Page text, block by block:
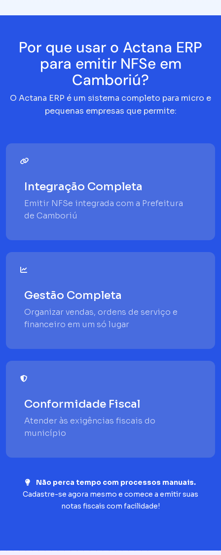
Por que usar o Actana ERP
para emitir NFSe em
Camboriú?
O Actana ERP é um sistema completo para micro e
pequenas empresas que permite:
Integração Completa
Emitir NFSe integrada com a Prefeitura
de Camboriú
Gestão Completa
Organizar vendas, ordens de serviço e
financeiro em um só lugar
Conformidade Fiscal
Atender às exigências fiscais do
município
Não perca tempo com processos manuais.
Cadastre-se agora mesmo e comece a emitir suas
notas fiscais com facilidade!